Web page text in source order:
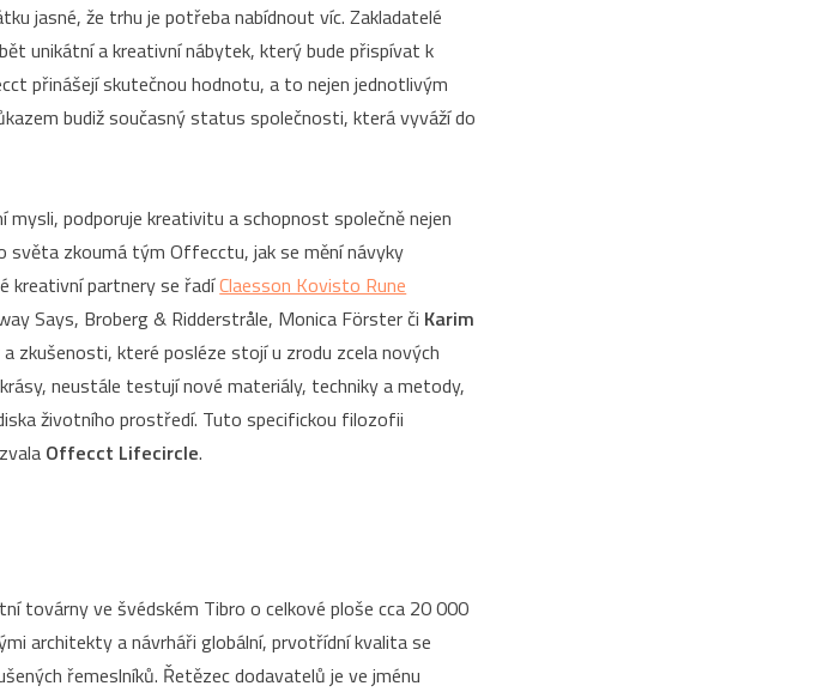
jasné, že trhu je potřeba nabídnout víc. Zakladatelé
unikátní a kreativní nábytek, který bude přispívat k
přinášejí skutečnou hodnotu, a to nejen jednotlivým
budiž současný status společnosti, která vyváží do
podporuje kreativitu a schopnost společně nejen
světa zkoumá tým Offecctu, jak se mění návyky
kreativní partnery se řadíClaesson Kovisto Rune
Says, Broberg & Ridderstråle, Monica Förster či Karim
zkušenosti, které posléze stojí u zrodu zcela nových
neustále testují nové materiály, techniky a metody,
životního prostředí. Tuto specifickou filozofii
Offecct Lifecircle.
továrny ve švédském Tibro o celkové ploše cca 20 000
architekty a návrháři globální, prvotřídní kvalita se
řemeslníků. Řetězec dodavatelů je ve jménu